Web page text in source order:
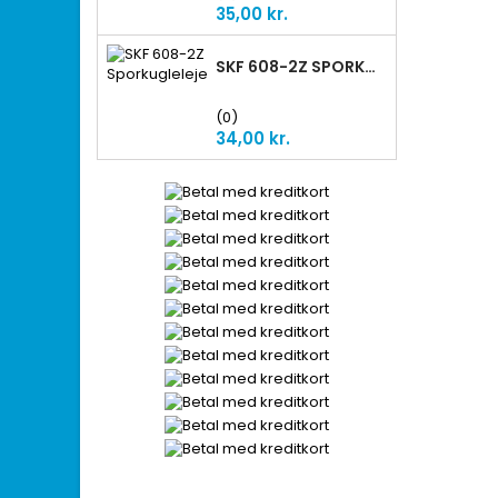
Pris
35,00 kr.
SKF 608-2Z SPORKUGLELEJE
(0)
Pris
34,00 kr.